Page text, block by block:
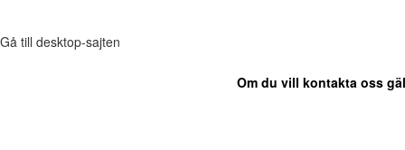
Gå till desktop-sajten
Om du vill kontakta oss